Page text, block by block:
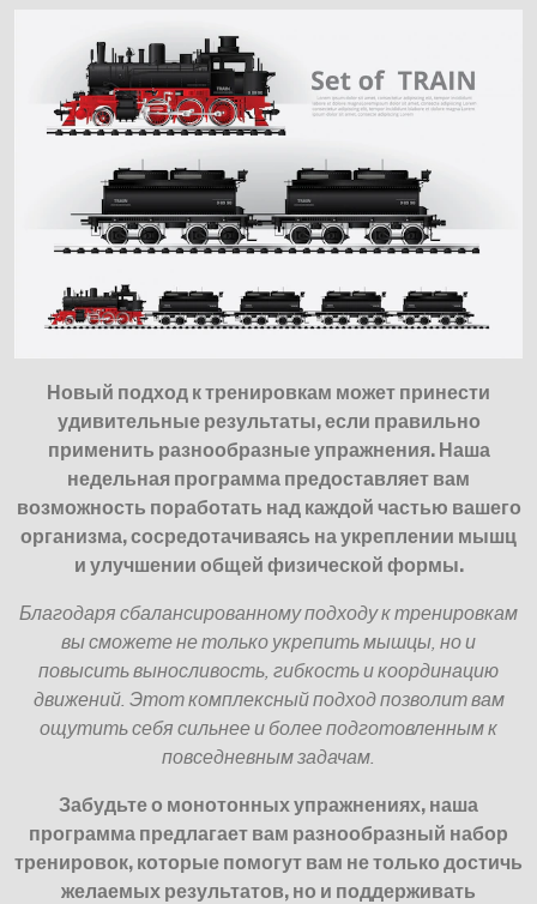
Новый подход к тренировкам может принести
удивительные результаты, если правильно
применить разнообразные упражнения. Наша
недельная программа предоставляет вам
возможность поработать над каждой частью вашего
организма, сосредотачиваясь на укреплении мышц
и улучшении общей физической формы.
Благодаря сбалансированному подходу к тренировкам
вы сможете не только укрепить мышцы, но и
повысить выносливость, гибкость и координацию
движений. Этот комплексный подход позволит вам
ощутить себя сильнее и более подготовленным к
повседневным задачам.
Забудьте о монотонных упражнениях, наша
программа предлагает вам разнообразный набор
тренировок, которые помогут вам не только достичь
желаемых результатов, но и поддерживать